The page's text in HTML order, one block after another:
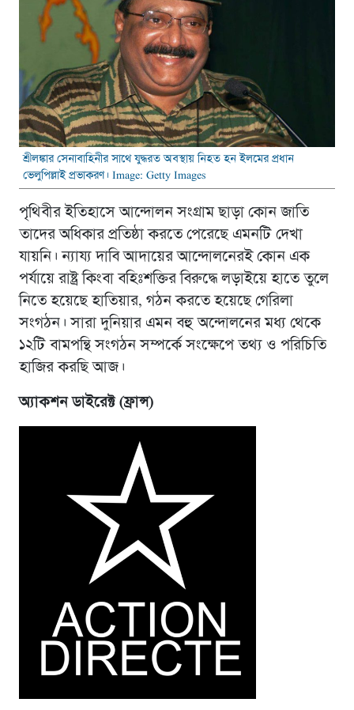
শ্রীলঙ্কার সেনাবাহিনীর সাথে যুদ্ধরত অবস্থায় নিহত হন ইলমের প্রধান
ভেলুপিল্লাই প্রভাকরণ। Image: Getty Images
পৃথিবীর ইতিহাসে আন্দোলন সংগ্রাম ছাড়া কোন জাতি
তাদের অধিকার প্রতিষ্ঠা করতে পেরেছে এমনটি দেখা
যায়নি। ন্যায্য দাবি আদায়ের আন্দোলনেরই কোন এক
পর্যায়ে রাষ্ট্র কিংবা বহিঃশক্তির বিরুদ্ধে লড়াইয়ে হাতে তুলে
নিতে হয়েছে হাতিয়ার, গঠন করতে হয়েছে গেরিলা
সংগঠন। সারা দুনিয়ার এমন বহু অন্দোলনের মধ্য থেকে
১২টি বামপন্থি সংগঠন সম্পর্কে সংক্ষেপে তথ্য ও পরিচিতি
হাজির করছি আজ।
অ্যাকশন ডাইরেক্ট (ফ্রান্স)